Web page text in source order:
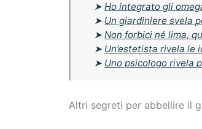
➤Ho integrato gli
➤ Un giardiniere svela
➤Non forbici né lima,
➤ Un’estetista rivela le
➤ Uno psicologo rivela
Altri segreti per abbellire il